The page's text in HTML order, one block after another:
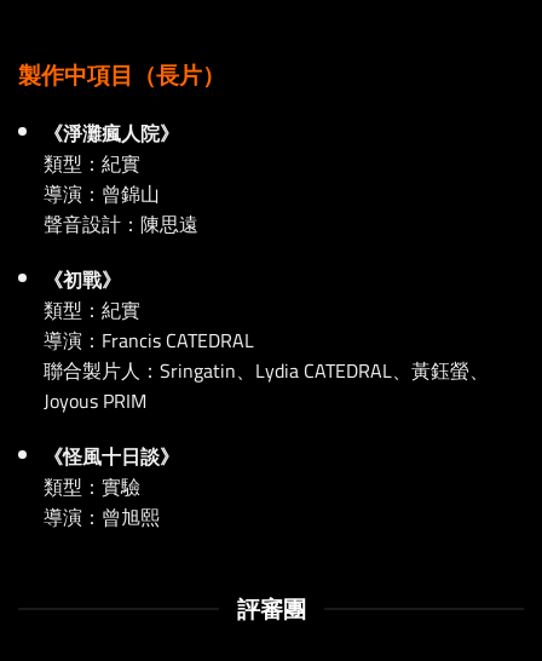
製作中項目（長片）
《淨灘瘋人院》
類型：紀實
導演：曾錦山
聲音設計：陳思遠
《初戰》
類型：紀實
導演：Francis CATEDRAL
聯合製片人：Sringatin、Lydia CATEDRAL、黃鈺螢、
Joyous PRIM
《怪風十日談》
類型：實驗
導演：曾旭熙
評審團